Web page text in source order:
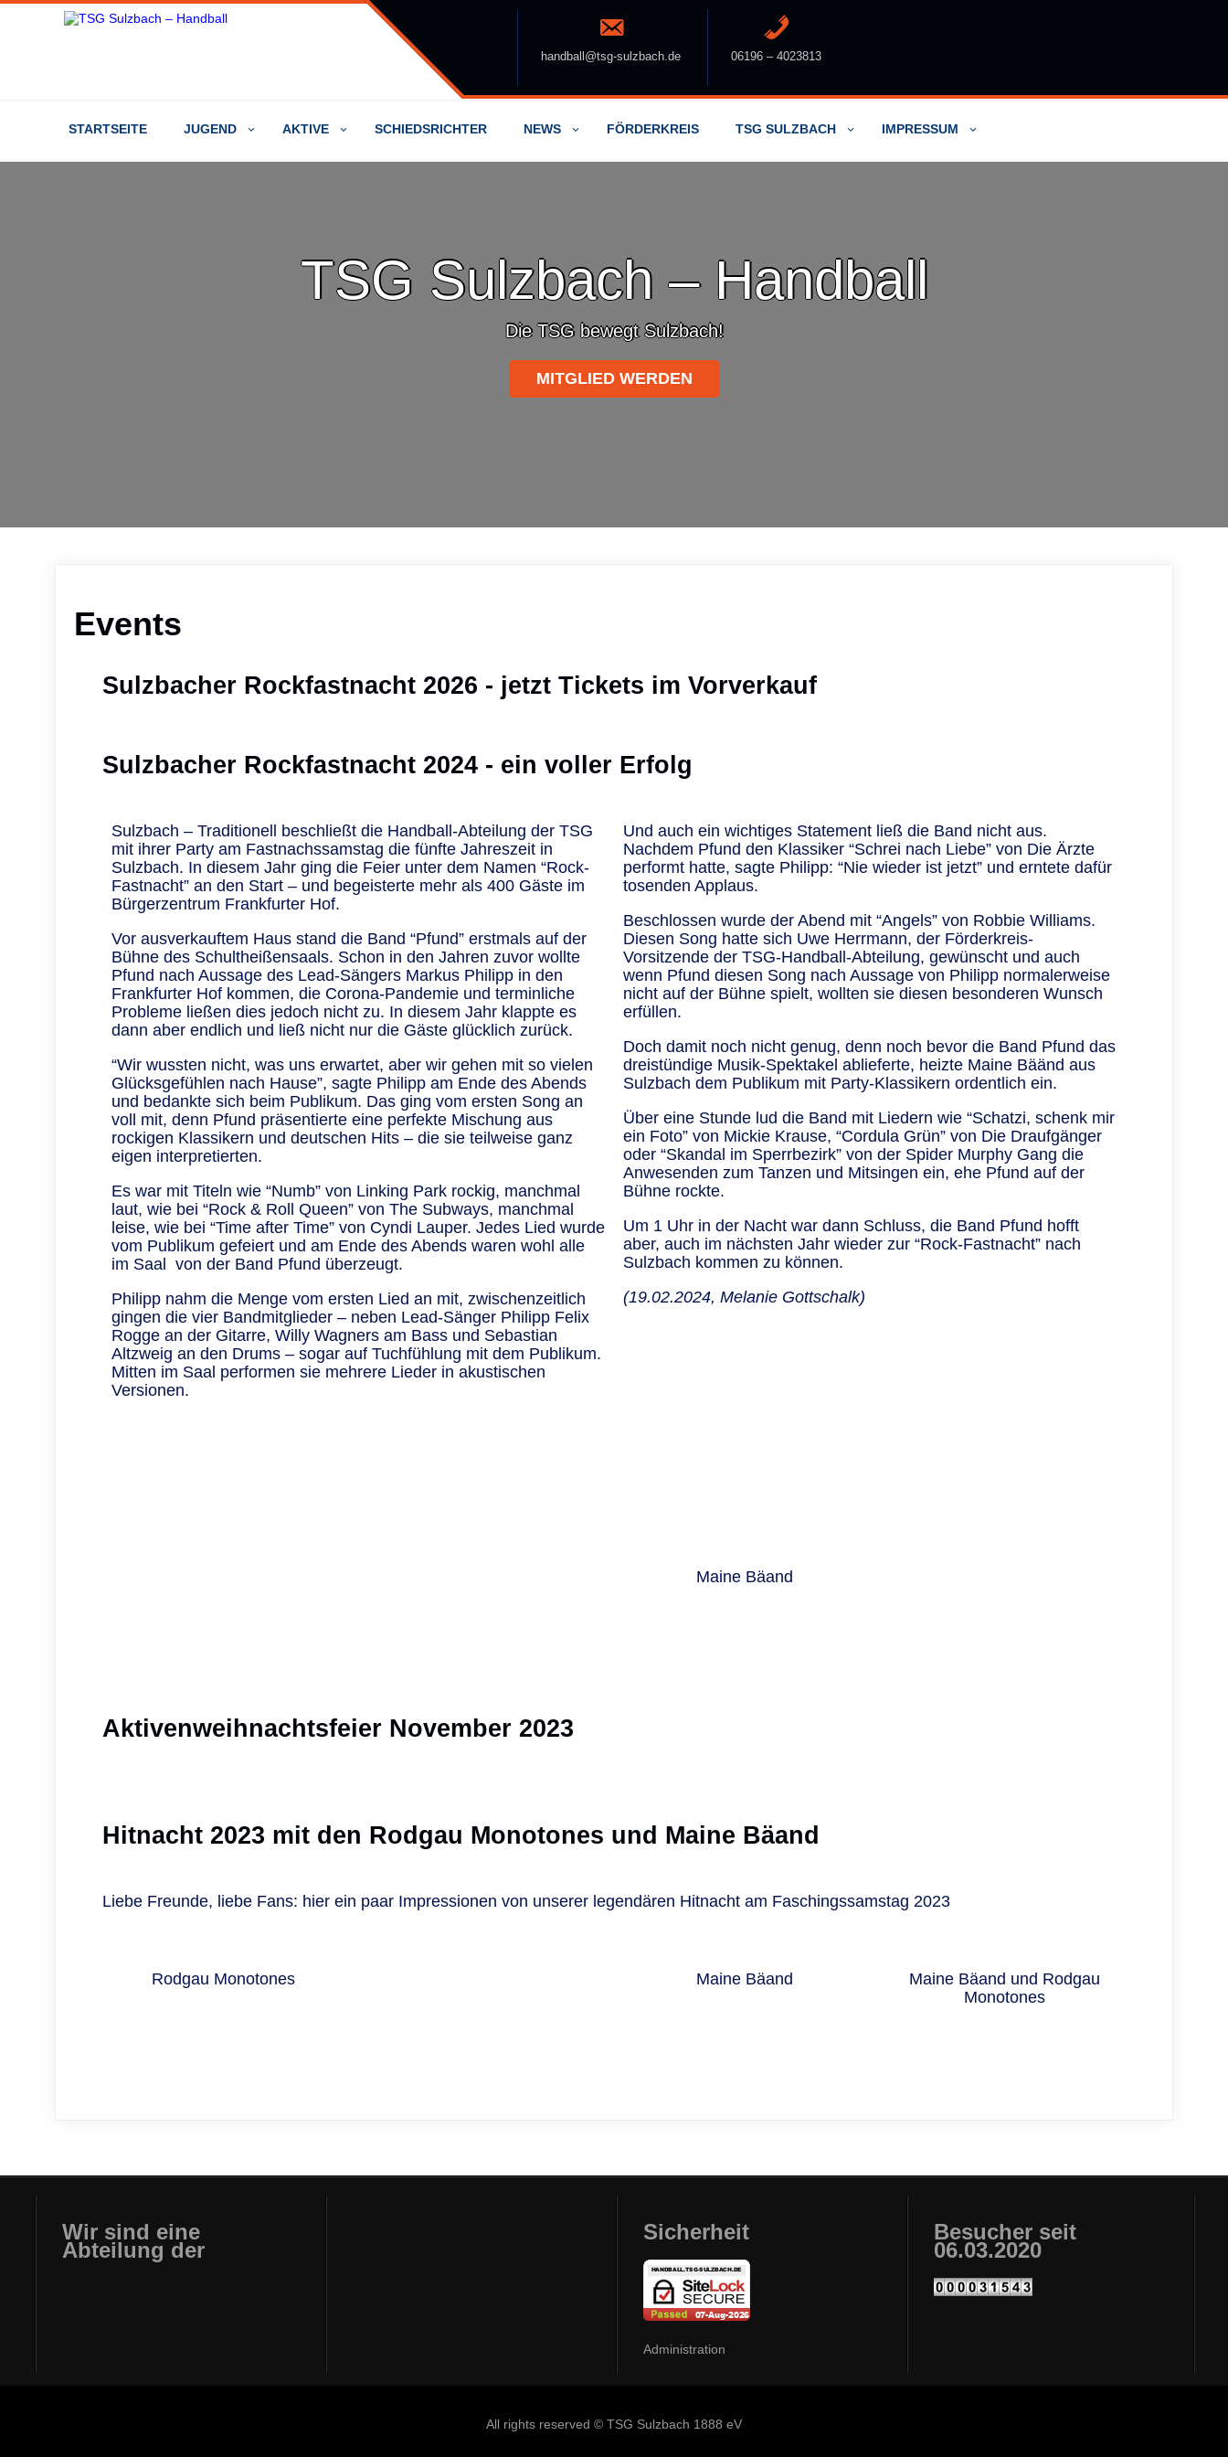
handball@tsg-sulzbach.de 06196 – 4023813
STARTSEITE JUGEND AKTIVE SCHIEDSRICHTER NEWS FÖRDERKREIS TSG SULZBACH IMPRESSUM
TSG Sulzbach – Handball
Die TSG bewegt Sulzbach!
MITGLIED WERDEN
Events
Sulzbacher Rockfastnacht 2026 - jetzt Tickets im Vorverkauf
Sulzbacher Rockfastnacht 2024 - ein voller Erfolg
Sulzbach – Traditionell beschließt die Handball-Abteilung der TSG
mit ihrer Party am Fastnachssamstag die fünfte Jahreszeit in
Sulzbach. In diesem Jahr ging die Feier unter dem Namen “Rock-
Fastnacht” an den Start – und begeisterte mehr als 400 Gäste im
Bürgerzentrum Frankfurter Hof.
Vor ausverkauftem Haus stand die Band “Pfund” erstmals auf der
Bühne des Schultheißensaals. Schon in den Jahren zuvor wollte
Pfund nach Aussage des Lead-Sängers Markus Philipp in den
Frankfurter Hof kommen, die Corona-Pandemie und terminliche
Probleme ließen dies jedoch nicht zu. In diesem Jahr klappte es
dann aber endlich und ließ nicht nur die Gäste glücklich zurück.
“Wir wussten nicht, was uns erwartet, aber wir gehen mit so vielen
Glücksgefühlen nach Hause”, sagte Philipp am Ende des Abends
und bedankte sich beim Publikum. Das ging vom ersten Song an
voll mit, denn Pfund präsentierte eine perfekte Mischung aus
rockigen Klassikern und deutschen Hits – die sie teilweise ganz
eigen interpretierten.
Es war mit Titeln wie “Numb” von Linking Park rockig, manchmal
laut, wie bei “Rock & Roll Queen” von The Subways, manchmal
leise, wie bei “Time after Time” von Cyndi Lauper. Jedes Lied wurde
vom Publikum gefeiert und am Ende des Abends waren wohl alle
im Saal von der Band Pfund überzeugt.
Philipp nahm die Menge vom ersten Lied an mit, zwischenzeitlich
gingen die vier Bandmitglieder – neben Lead-Sänger Philipp Felix
Rogge an der Gitarre, Willy Wagners am Bass und Sebastian
Altzweig an den Drums – sogar auf Tuchfühlung mit dem Publikum.
Mitten im Saal performen sie mehrere Lieder in akustischen
Versionen.
Und auch ein wichtiges Statement ließ die Band nicht aus.
Nachdem Pfund den Klassiker “Schrei nach Liebe” von Die Ärzte
performt hatte, sagte Philipp: “Nie wieder ist jetzt” und erntete dafür
tosenden Applaus.
Beschlossen wurde der Abend mit “Angels” von Robbie Williams.
Diesen Song hatte sich Uwe Herrmann, der Förderkreis-
Vorsitzende der TSG-Handball-Abteilung, gewünscht und auch
wenn Pfund diesen Song nach Aussage von Philipp normalerweise
nicht auf der Bühne spielt, wollten sie diesen besonderen Wunsch
erfüllen.
Doch damit noch nicht genug, denn noch bevor die Band Pfund das
dreistündige Musik-Spektakel ablieferte, heizte Maine Bäänd aus
Sulzbach dem Publikum mit Party-Klassikern ordentlich ein.
Über eine Stunde lud die Band mit Liedern wie “Schatzi, schenk mir
ein Foto” von Mickie Krause, “Cordula Grün” von Die Draufgänger
oder “Skandal im Sperrbezirk” von der Spider Murphy Gang die
Anwesenden zum Tanzen und Mitsingen ein, ehe Pfund auf der
Bühne rockte.
Um 1 Uhr in der Nacht war dann Schluss, die Band Pfund hofft
aber, auch im nächsten Jahr wieder zur “Rock-Fastnacht” nach
Sulzbach kommen zu können.
(19.02.2024, Melanie Gottschalk)
Maine Bäand
Aktivenweihnachtsfeier November 2023
Hitnacht 2023 mit den Rodgau Monotones und Maine Bäand
Liebe Freunde, liebe Fans: hier ein paar Impressionen von unserer legendären Hitnacht am Faschingssamstag 2023
Rodgau Monotones Maine Bäand
Maine Bäand und Rodgau
Monotones
Wir sind eine
Abteilung der
Sicherheit
Administration
Besucher seit
06.03.2020
All rights reserved © TSG Sulzbach 1888 eV